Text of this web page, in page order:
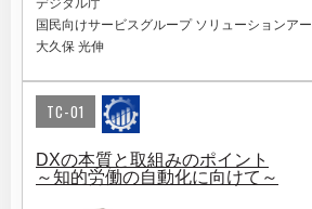
デジタル庁
国民向けサービスグループ ソリューションア
大久保 光伸
TC-01
DXの本質と取組みのポイント
～知的労働の自動化に向けて～